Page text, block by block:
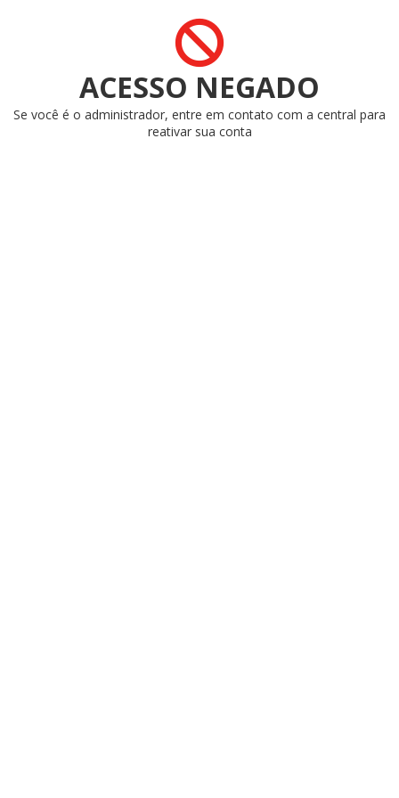
ACESSO NEGADO
Se você é o administrador, entre em contato com a central para
reativar sua conta